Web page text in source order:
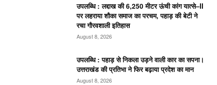
उपलब्धि : लद्दाख की 6,250 मीटर ऊंची कांग यात्से–II
पर लहराया शौका समाज का परचम, पहाड़ की बेटी ने
रचा गौरवशाली इतिहास
August 8, 2026
उपलब्धि : पहाड़ से निकला उड़ने वाली कार का सपना।
उत्तराखंड की प्रतिभा ने फिर बढ़ाया प्रदेश का मान
August 8, 2026